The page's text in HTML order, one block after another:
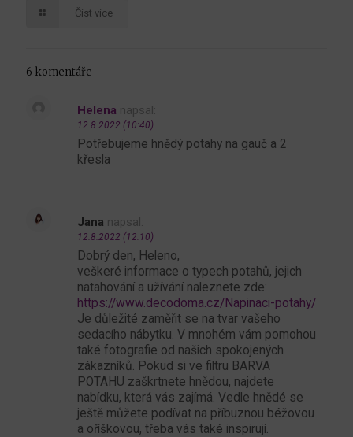
Číst více
6 komentáře
Helena napsal:
12.8.2022 (10:40)
Potřebujeme hnědý potahy na gauč a 2
křesla
Jana napsal:
12.8.2022 (12:10)
Dobrý den, Heleno,
veškeré informace o typech potahů, jejich
natahování a užívání naleznete zde:
https://www.decodoma.cz/Napinaci-potahy/
Je důležité zaměřit se na tvar vašeho
sedacího nábytku. V mnohém vám pomohou
také fotografie od našich spokojených
zákazníků. Pokud si ve filtru BARVA
POTAHU zaškrtnete hnědou, najdete
nabídku, která vás zajímá. Vedle hnědé se
ještě můžete podívat na příbuznou béžovou
a oříškovou, třeba vás také inspirují.